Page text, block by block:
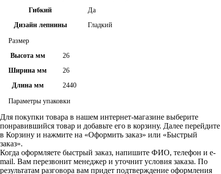
Гибкий
Да
Дизайн лепнины
Гладкий
Размер
Высота мм
26
Ширина мм
26
Длина мм
2440
Параметры упаковки
Для покупки товара в нашем интернет-магазине выберите
понравившийся товар и добавьте его в корзину. Далее перейдите
в Корзину и нажмите на «Оформить заказ» или «Быстрый
заказ».
Когда оформляете быстрый заказ, напишите ФИО, телефон и e-
mail. Вам перезвонит менеджер и уточнит условия заказа. По
результатам разговора вам придет подтверждение оформления